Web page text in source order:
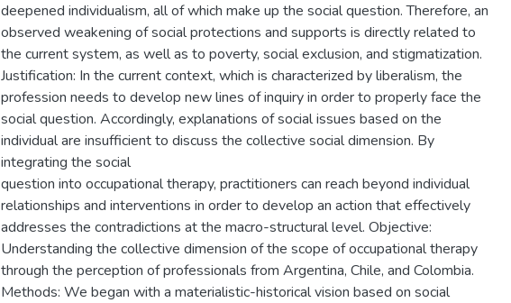
deepened individualism, all of which make up the social question. Therefore, an
observed weakening of social protections and supports is directly related to
the current system, as well as to poverty, social exclusion, and stigmatization.
Justification: In the current context, which is characterized by liberalism, the
profession needs to develop new lines of inquiry in order to properly face the
social question. Accordingly, explanations of social issues based on the
individual are insufficient to discuss the collective social dimension. By
integrating the social
question into occupational therapy, practitioners can reach beyond individual
relationships and interventions in order to develop an action that effectively
addresses the contradictions at the macro-structural level. Objective:
Understanding the collective dimension of the scope of occupational therapy
through the perception of professionals from Argentina, Chile, and Colombia.
Methods: We began with a materialistic-historical vision based on social